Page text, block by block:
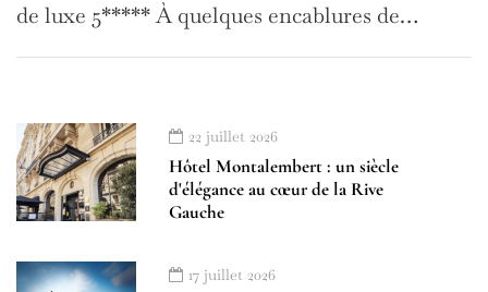
de luxe 5***** À quelques encablures de…
22 juillet 2026
Hôtel Montalembert : un siècle
d'élégance au cœur de la Rive
Gauche
17 juillet 2026